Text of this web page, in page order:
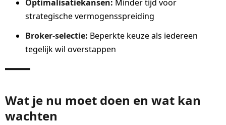
Optimalisatiekansen: Minder tijd voor
strategische vermogensspreiding
Broker-selectie: Beperkte keuze als iedereen
tegelijk wil overstappen
Wat je nu moet doen en wat kan
wachten